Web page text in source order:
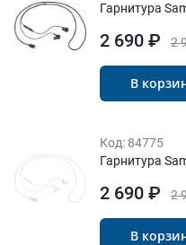
Гарнитура
2
2 690 ₽
В
Код: 84775
Гарнитура
2
2 690 ₽
В